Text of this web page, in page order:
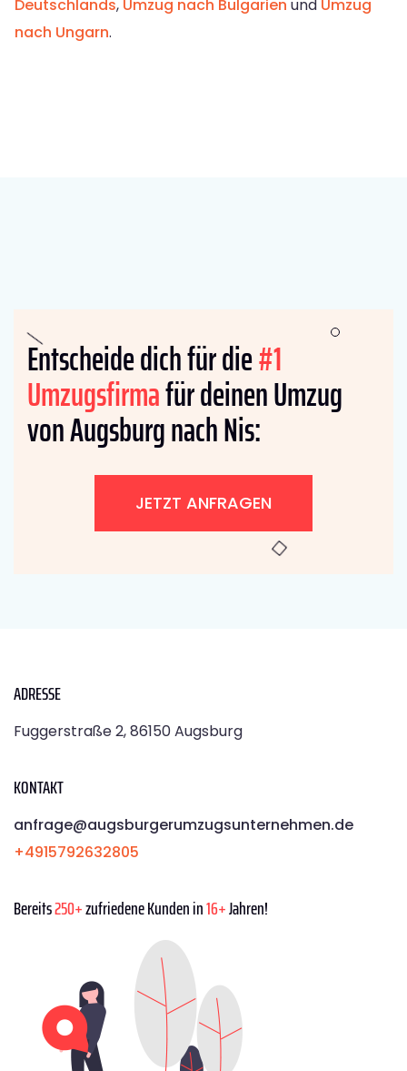
Deutschlands, Umzug nach Bulgarien und Umzug
nach Ungarn.
Entscheide dich für die#1
Umzugsfirmafür deinen Umzug
von Augsburg nach Nis:
JETZT ANFRAGEN
ADRESSE
Fuggerstraße 2, 86150 Augsburg
KONTAKT
anfrage@augsburgerumzugsunternehmen.de
+4915792632805
Bereits250+zufriedene Kunden in16+Jahren!